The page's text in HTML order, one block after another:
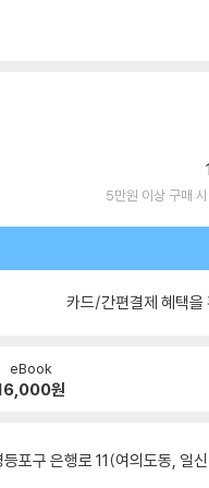
5만원 이상 구매
카드/간편결제 혜택을
eBook
원
포구 은행로 11(여의도동, 일